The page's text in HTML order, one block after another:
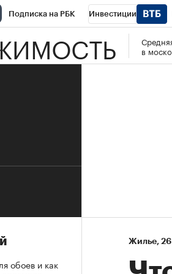
Подписка на РБК Инвестиции
Спорт Школа управления РБК РБК
в
Жилье⁠,
обоев и как